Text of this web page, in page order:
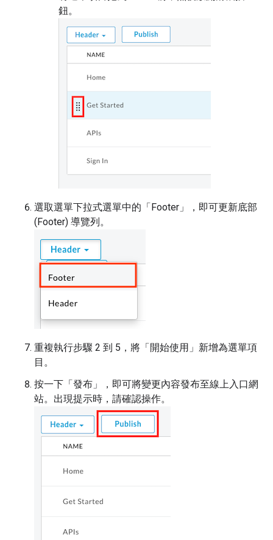
鈕。
選取選單下拉式選單中的「Footer」
，即可更新底部
(Footer) 導覽列。
重複執行步驟 2 到 5，將「開始使用」 新增為選單項
目。
按一下「發布」
，即可將變更內容發布至線上入口網
站。出現提示時，請確認操作。